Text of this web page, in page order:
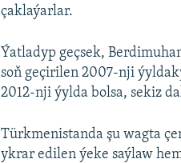
çaklaýarlar.
Ýatladyp geçsek,
soň geçirilen 2007-nji
2012-nji ýylda bolsa, sekiz
Türkmenistanda şu wagta
ykrar edilen ýeke saýlaw